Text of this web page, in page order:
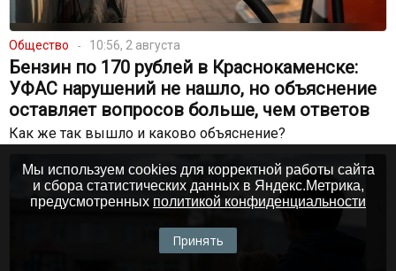
Общество 10:56, 2 августа
Бензин по 170 рублей в Краснокаменске:
УФАС нарушений не нашло, но объяснение
оставляет вопросов больше, чем ответов
Как же так вышло и каково объяснение?
Мы используем cookies для корректной работы сайта
и сбора статистических данных в Яндекс.Метрика,
предусмотренных политикой конфиденциальности
Принять